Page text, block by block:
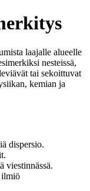
laajalle alueelle
nesteissä,
tai sekoittuvat
kemian ja
dispersio.
viestinnässä.
ilmiö